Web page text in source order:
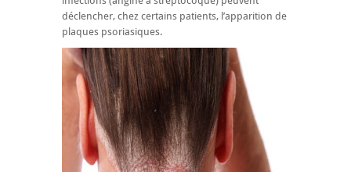
déclencher, chez certains patients, l’apparition de
plaques psoriasiques.